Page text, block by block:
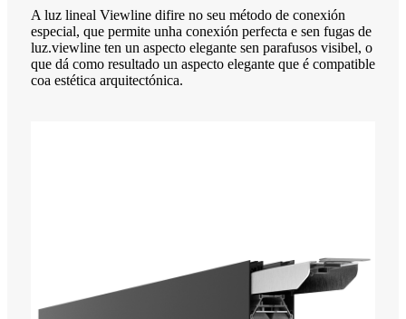
A luz lineal Viewline difire no seu método de conexión
especial, que permite unha conexión perfecta e sen fugas de
luz.viewline ten un aspecto elegante sen parafusos visibel, o
que dá como resultado un aspecto elegante que é compatible
coa estética arquitectónica.